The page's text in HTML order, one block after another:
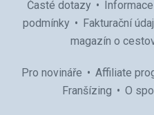
Časté dotazy
podmínky
Fakturační
magazín o
Pro novináře Affiliate
Franšízing
O